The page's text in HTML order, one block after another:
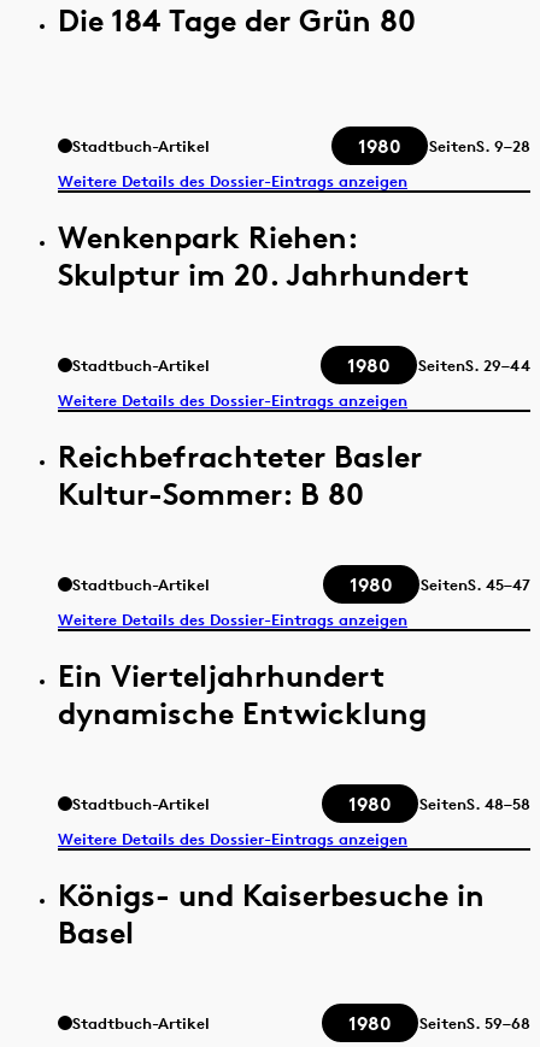
Die 184 Tage der Grün 80
Stadtbuch-Artikel 1980 SeitenS. 9–28
Weitere Details des Dossier-Eintrags anzeigen
Wenkenpark Riehen:
Skulptur im 20. Jahrhundert
Stadtbuch-Artikel 1980 SeitenS. 29–44
Weitere Details des Dossier-Eintrags anzeigen
Reichbefrachteter Basler
Kultur-Sommer: B 80
Stadtbuch-Artikel 1980 SeitenS. 45–47
Weitere Details des Dossier-Eintrags anzeigen
Ein Vierteljahrhundert
dynamische Entwicklung
Stadtbuch-Artikel 1980 SeitenS. 48–58
Weitere Details des Dossier-Eintrags anzeigen
Königs- und Kaiserbesuche in
Basel
Stadtbuch-Artikel 1980 SeitenS. 59–68